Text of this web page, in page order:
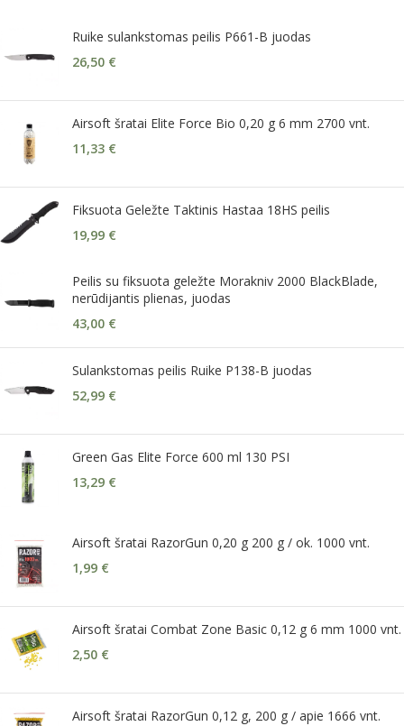
Ruike sulankstomas peilis P661-B juodas
26,50 €
Airsoft šratai Elite Force Bio 0,20 g 6 mm 2700 vnt.
11,33 €
Fiksuota Geležte Taktinis Hastaa 18HS peilis
19,99 €
Peilis su fiksuota geležte Morakniv 2000 BlackBlade,
nerūdijantis plienas, juodas
43,00 €
Sulankstomas peilis Ruike P138-B juodas
52,99 €
Green Gas Elite Force 600 ml 130 PSI
13,29 €
Airsoft šratai RazorGun 0,20 g 200 g / ok. 1000 vnt.
1,99 €
Airsoft šratai Combat Zone Basic 0,12 g 6 mm 1000 vnt.
2,50 €
Airsoft šratai RazorGun 0,12 g, 200 g / apie 1666 vnt.